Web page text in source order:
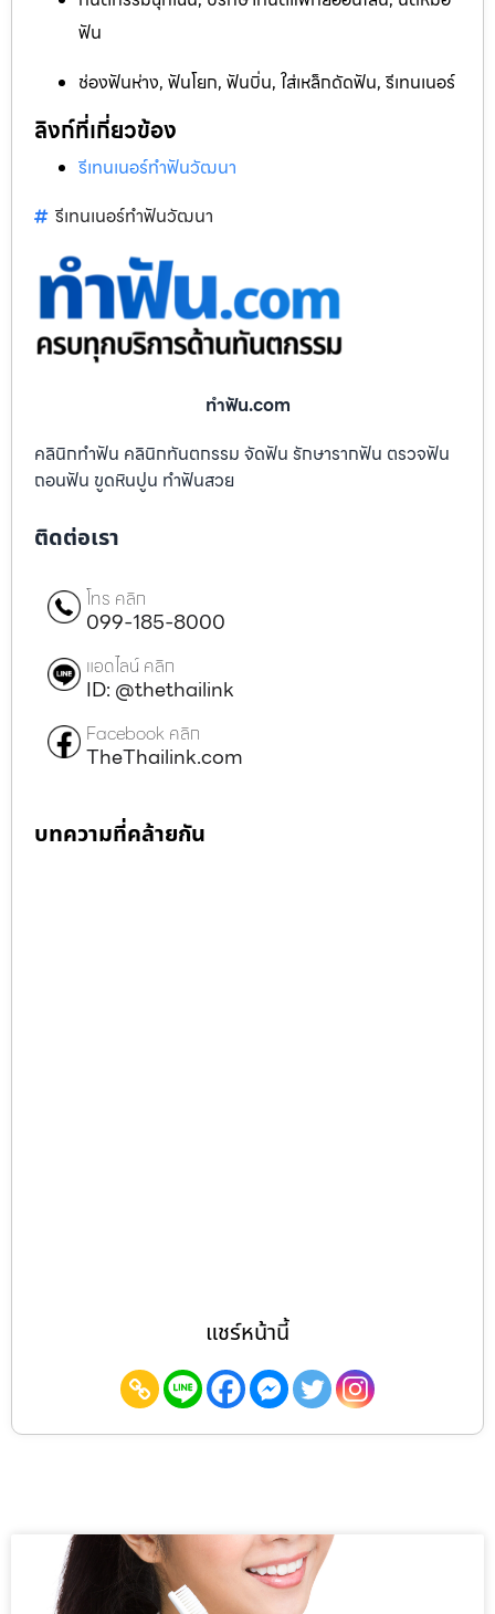
ฟัน
ช่องฟันห่าง, ฟันโยก, ฟันบิ่น, ใส่เหล็กดัดฟัน, รีเทนเนอร์
ลิงก์ที่เกี่ยวข้อง
รีเทนเนอร์ทำฟันวัฒนา
รีเทนเนอร์ทำฟันวัฒนา
ทําฟัน.com
คลินิกทำฟัน คลินิกทันตกรรม จัดฟัน รักษารากฟัน ตรวจฟัน
ถอนฟัน ขูดหินปูน ทำฟันสวย
ติดต่อเรา
โทร คลิก
099-185-8000
แอดไลน์ คลิก
ID: @thethailink
Facebook คลิก
TheThailink.com
บทความที่คล้ายกัน
แชร์หน้านี้